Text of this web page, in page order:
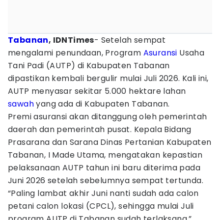
Tabanan, IDNTimes- Setelah sempat
mengalami penundaan, Program Asuransi Usaha
Tani Padi (AUTP) di Kabupaten Tabanan
dipastikan kembali bergulir mulai Juli 2026. Kali ini,
AUTP menyasar sekitar 5.000 hektare lahan
sawahyang ada di Kabupaten Tabanan.
Premi asuransi akan ditanggung oleh pemerintah
daerah dan pemerintah pusat. Kepala Bidang
Prasarana dan Sarana Dinas Pertanian Kabupaten
Tabanan, I Made Utama, mengatakan kepastian
pelaksanaan AUTP tahun ini baru diterima pada
Juni 2026 setelah sebelumnya sempat tertunda.
“Paling lambat akhir Juni nanti sudah ada calon
petani calon lokasi (CPCL), sehingga mulai Juli